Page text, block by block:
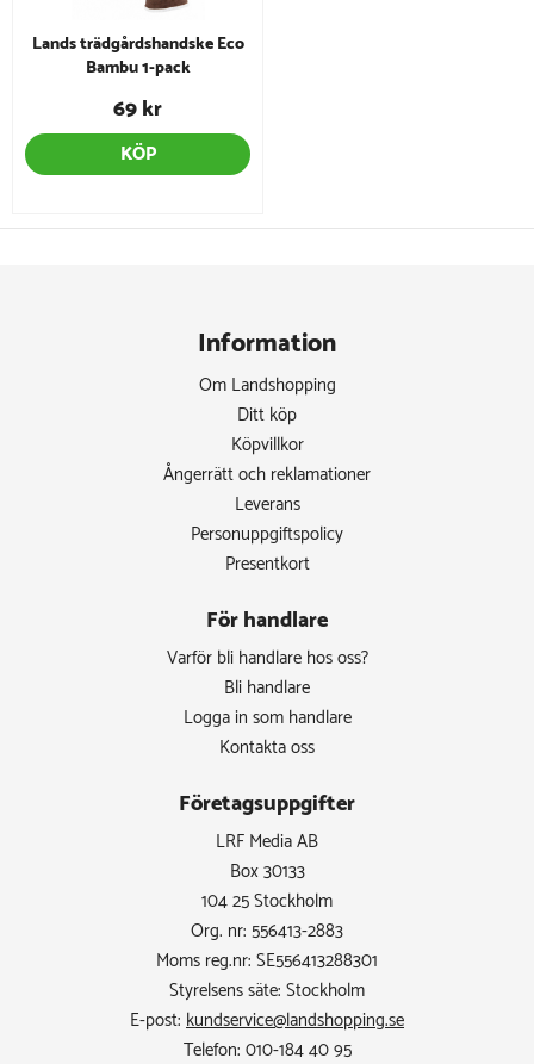
Lands trädgårdshandske Eco
Bambu 1-pack
69 kr
KÖP
Information
Om Landshopping
Ditt köp
Köpvillkor
Ångerrätt och reklamationer
Leverans
Personuppgiftspolicy
Presentkort
För handlare
Varför bli handlare hos oss?
Bli handlare
Logga in som handlare
Kontakta oss
Företagsuppgifter
LRF Media AB
Box 30133
104 25 Stockholm
Org. nr: 556413-2883
Moms reg.nr: SE556413288301
Styrelsens säte: Stockholm
E-post: kundservice@landshopping.se
Telefon: 010-184 40 95